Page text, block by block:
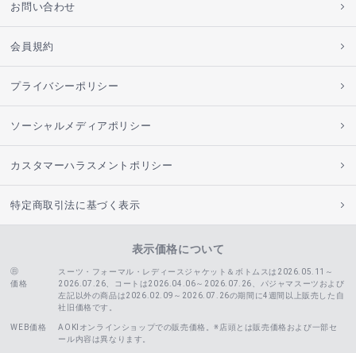
お問い合わせ
会員規約
プライバシーポリシー
ソーシャルメディアポリシー
カスタマーハラスメントポリシー
特定商取引法に基づく表示
表示価格について
価格
スーツ・フォーマル・レディースジャケット＆ボトムスは2026.05.11～
2026.07.26、コートは2026.04.06～2026.07.26、
パジャマスーツおよび
左記以外の商品は2026.02.09～2026.07.26の期間に4週間以上販売した自
社旧価格です。
WEB価格
AOKIオンラインショップでの販売価格。※店頭とは販売価格および一部セ
ール内容は異なります。